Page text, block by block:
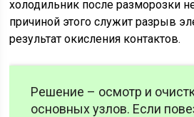
холодильник после разморозки
причиной этого служит разрыв
результат окисления контактов.
Решение – осмотр и
основных узлов. Если